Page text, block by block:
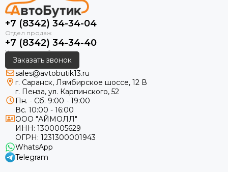
+7 (8342) 34-34-04
+7 (8342) 34-34-40
Заказать звонок
sales@avtobutik13.ru
г. Саранск, Лямбирское шоссе, 12 В
г. Пенза, ул. Карпинского, 52
Пн. - Сб. 9:00 - 19:00
Вс. 10:00 - 16:00
ООО "АЙМОЛЛ"
ИНН: 1300005629
ОГРН: 1231300001943
WhatsApp
Telegram